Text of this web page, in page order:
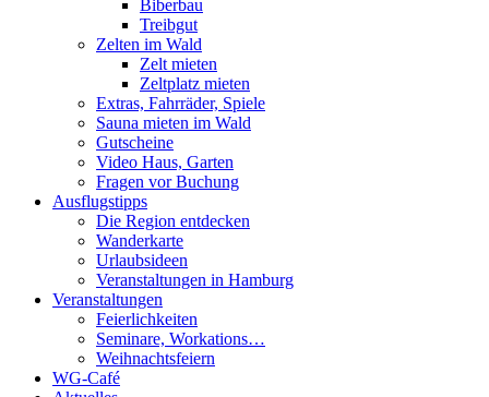
Biberbau
Treibgut
Zelten im Wald
Zelt mieten
Zeltplatz mieten
Extras, Fahrräder, Spiele
Sauna mieten im Wald
Gutscheine
Video Haus, Garten
Fragen vor Buchung
Ausflugstipps
Die Region entdecken
Wanderkarte
Urlaubsideen
Veranstaltungen in Hamburg
Veranstaltungen
Feierlichkeiten
Seminare, Workations…
Weihnachtsfeiern
WG-Café